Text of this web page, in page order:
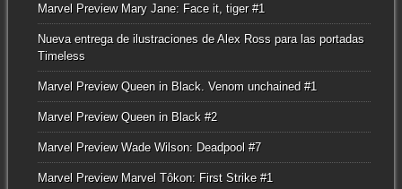
Marvel Preview Mary Jane: Face it, tiger #1
Nueva entrega de ilustraciones de Alex Ross para las portadas
Timeless
Marvel Preview Queen in Black. Venom unchained #1
Marvel Preview Queen in Black #2
Marvel Preview Wade Wilson: Deadpool #7
Marvel Preview Marvel Tôkon: First Strike #1